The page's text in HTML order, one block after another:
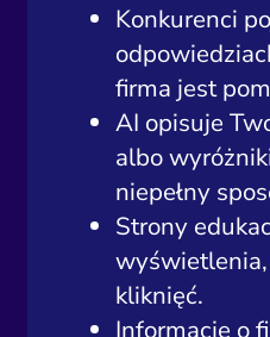
Konkurenci
firma jest
AI opisuje
albo
niepełny
Strony
kliknięć.
Informacje o